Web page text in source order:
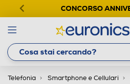
CONCORSO
Telefonia Smartphone e Cellulari